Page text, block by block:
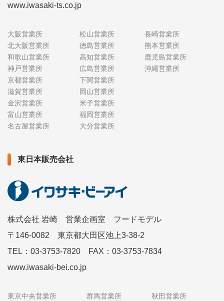
www.iwasaki-ts.co.jp
大阪営業所
北大阪営業所
和歌山営業所
神戸営業所
京都営業所
滋賀営業所
金沢営業所
富山営業所
名古屋営業所
松山営業所
徳島営業所
高知営業所
広島営業所
下関営業所
岡山営業所
米子営業所
福岡営業所
大分営業所
長崎営業所
熊本営業所
鹿児島営業所
沖縄営業所
東日本販売会社
株式会社 岩崎 営業企画室 フードモデル
〒146-0082 東京都大田区池上3-38-2
TEL：03-3753-7820 FAX：03-3753-7834
www.iwasaki-bei.co.jp
東京中央営業所
群馬営業所
秋田営業所